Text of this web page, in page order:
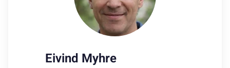
Eivind Myhre